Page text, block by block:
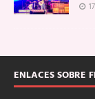
ENLACES SOBRE